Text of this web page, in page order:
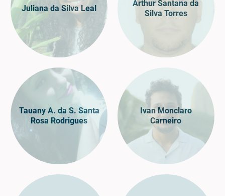
Juliana da Silva Leal
Arthur Santana da
Silva Torres
Tauany A. da S. Santa
Rosa Rodrigues
Ivan Monclaro
Carneiro